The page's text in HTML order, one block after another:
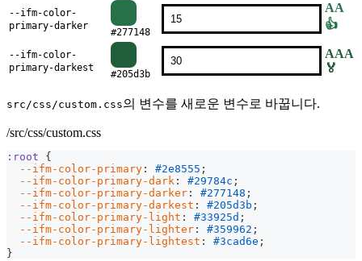
--ifm-color-
primary-darker
#277148
AA
👍
--ifm-color-
primary-darkest
#205d3b
AAA
🏅
src/css/custom.css의 변수를 새로운 변수로 바꿉니다.
/src/css/custom.css
:root
{
--ifm-color-primary : #2e8555 ;
--ifm-color-primary-dark : #29784c ;
--ifm-color-primary-darker : #277148 ;
--ifm-color-primary-darkest : #205d3b ;
--ifm-color-primary-light : #33925d ;
--ifm-color-primary-lighter : #359962 ;
--ifm-color-primary-lightest : #3cad6e ;
}